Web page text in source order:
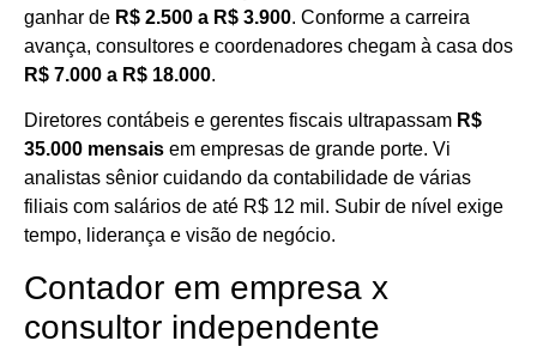
ganhar de R$ 2.500 a R$ 3.900. Conforme a carreira
avança, consultores e coordenadores chegam à casa dos
R$ 7.000 a R$ 18.000.
Diretores contábeis e gerentes fiscais ultrapassam R$
35.000 mensais em empresas de grande porte. Vi
analistas sênior cuidando da contabilidade de várias
filiais com salários de até R$ 12 mil. Subir de nível exige
tempo, liderança e visão de negócio.
Contador em empresa x
consultor independente